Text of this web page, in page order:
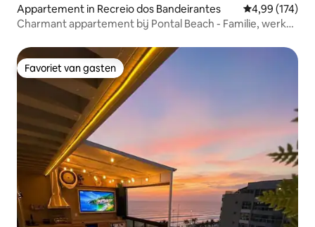
Appartement in Recreio dos Bandeirantes Gemiddelde
4,99 (174)
Charmant appartement bij Pontal Beach - Familie, werk
Favoriet van gasten
Favoriet van gasten